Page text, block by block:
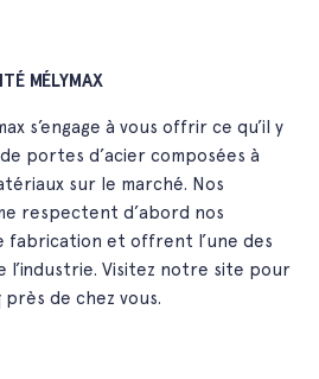
MÉLYMAX
s’engage à vous offrir ce qu’il y
portes d’acier composées à
sur le marché. Nos
respectent d’abord nos
fabrication et offrent l’une des
l’industrie. Visitez notre site pour
près de chez vous.